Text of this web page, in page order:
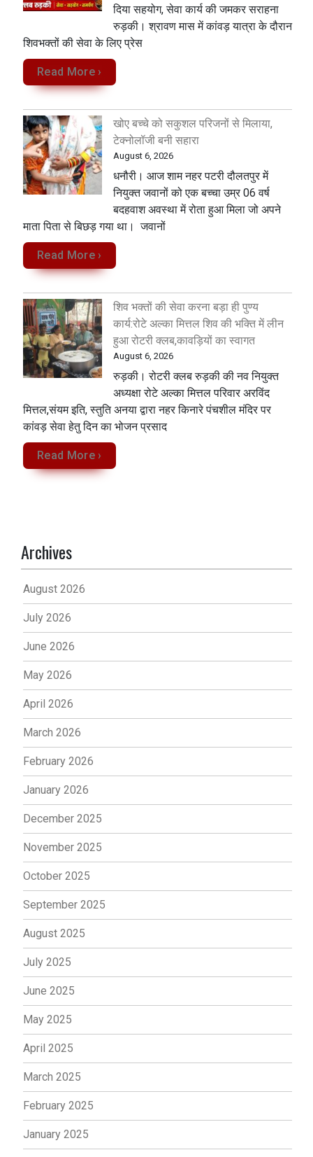
दिया सहयोग, सेवा कार्य की जमकर सराहना
रुड़की। श्रावण मास में कांवड़ यात्रा के दौरान
शिवभक्तों की सेवा के लिए प्रेस
Read More ›
खोए बच्चे को सकुशल परिजनों से मिलाया,
टेक्नोलॉजी बनी सहारा
August 6, 2026
धनौरी। आज शाम नहर पटरी दौलतपुर में
नियुक्त जवानों को एक बच्चा उम्र 06 वर्ष
बदहवाश अवस्था में रोता हुआ मिला जो अपने
माता पिता से बिछड़ गया था। जवानों
Read More ›
शिव भक्तों की सेवा करना बड़ा ही पुण्य
कार्य:रोटे अल्का मित्तल शिव की भक्ति में लीन
हुआ रोटरी क्लब,कावड़ियों का स्वागत
August 6, 2026
रुड़की। रोटरी क्लब रुड़की की नव नियुक्त
अध्यक्षा रोटे अल्का मित्तल परिवार अरविंद
मित्तल,संयम इति, स्तुति अनया द्वारा नहर किनारे पंचशील मंदिर पर
कांवड़ सेवा‌ हेतु दिन का भोजन प्रसाद
Read More ›
Archives
August 2026
July 2026
June 2026
May 2026
April 2026
March 2026
February 2026
January 2026
December 2025
November 2025
October 2025
September 2025
August 2025
July 2025
June 2025
May 2025
April 2025
March 2025
February 2025
January 2025